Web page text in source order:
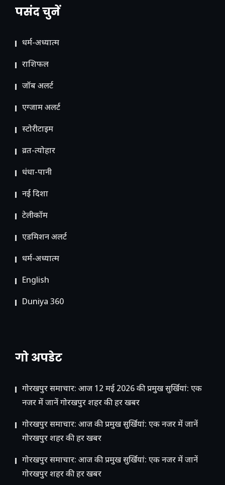
पसंद चुनें
धर्म-अध्यात्म
राशिफल
जॉब अलर्ट
एग्जाम अलर्ट
स्टोरीटाइम
व्रत-त्योहार
धंधा-पानी
नई दिशा
टेलीकॉम
ए​डमिशन अलर्ट
धर्म-अध्यात्म
English
Duniya 360
गो अपडेट
गोरखपुर समाचार: आज 12 मई 2026 की प्रमुख सुर्खियां: एक
नजर में जानें गोरखपुर शहर की हर खबर
गोरखपुर समाचार: आज की प्रमुख सुर्खियां: एक नजर में जानें
गोरखपुर शहर की हर खबर
गोरखपुर समाचार: आज की प्रमुख सुर्खियां: एक नजर में जानें
गोरखपुर शहर की हर खबर